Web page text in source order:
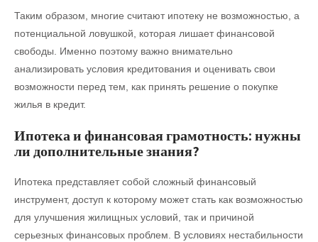
Таким образом, многие считают ипотеку не возможностью, а
потенциальной ловушкой, которая лишает финансовой
свободы. Именно поэтому важно внимательно
анализировать условия кредитования и оценивать свои
возможности перед тем, как принять решение о покупке
жилья в кредит.
Ипотека и финансовая грамотность: нужны
ли дополнительные знания?
Ипотека представляет собой сложный финансовый
инструмент, доступ к которому может стать как возможностью
для улучшения жилищных условий, так и причиной
серьезных финансовых проблем. В условиях нестабильности